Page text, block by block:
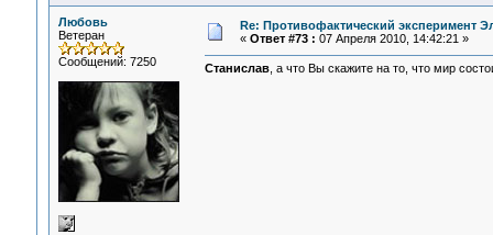
Любовь
Ветеран
Сообщений: 7250
Re: Противофактический эксперимент
« Ответ #73 : 07 Апреля 2010, 14:42:21 »
Станислав, а что Вы скажите на то, что мир